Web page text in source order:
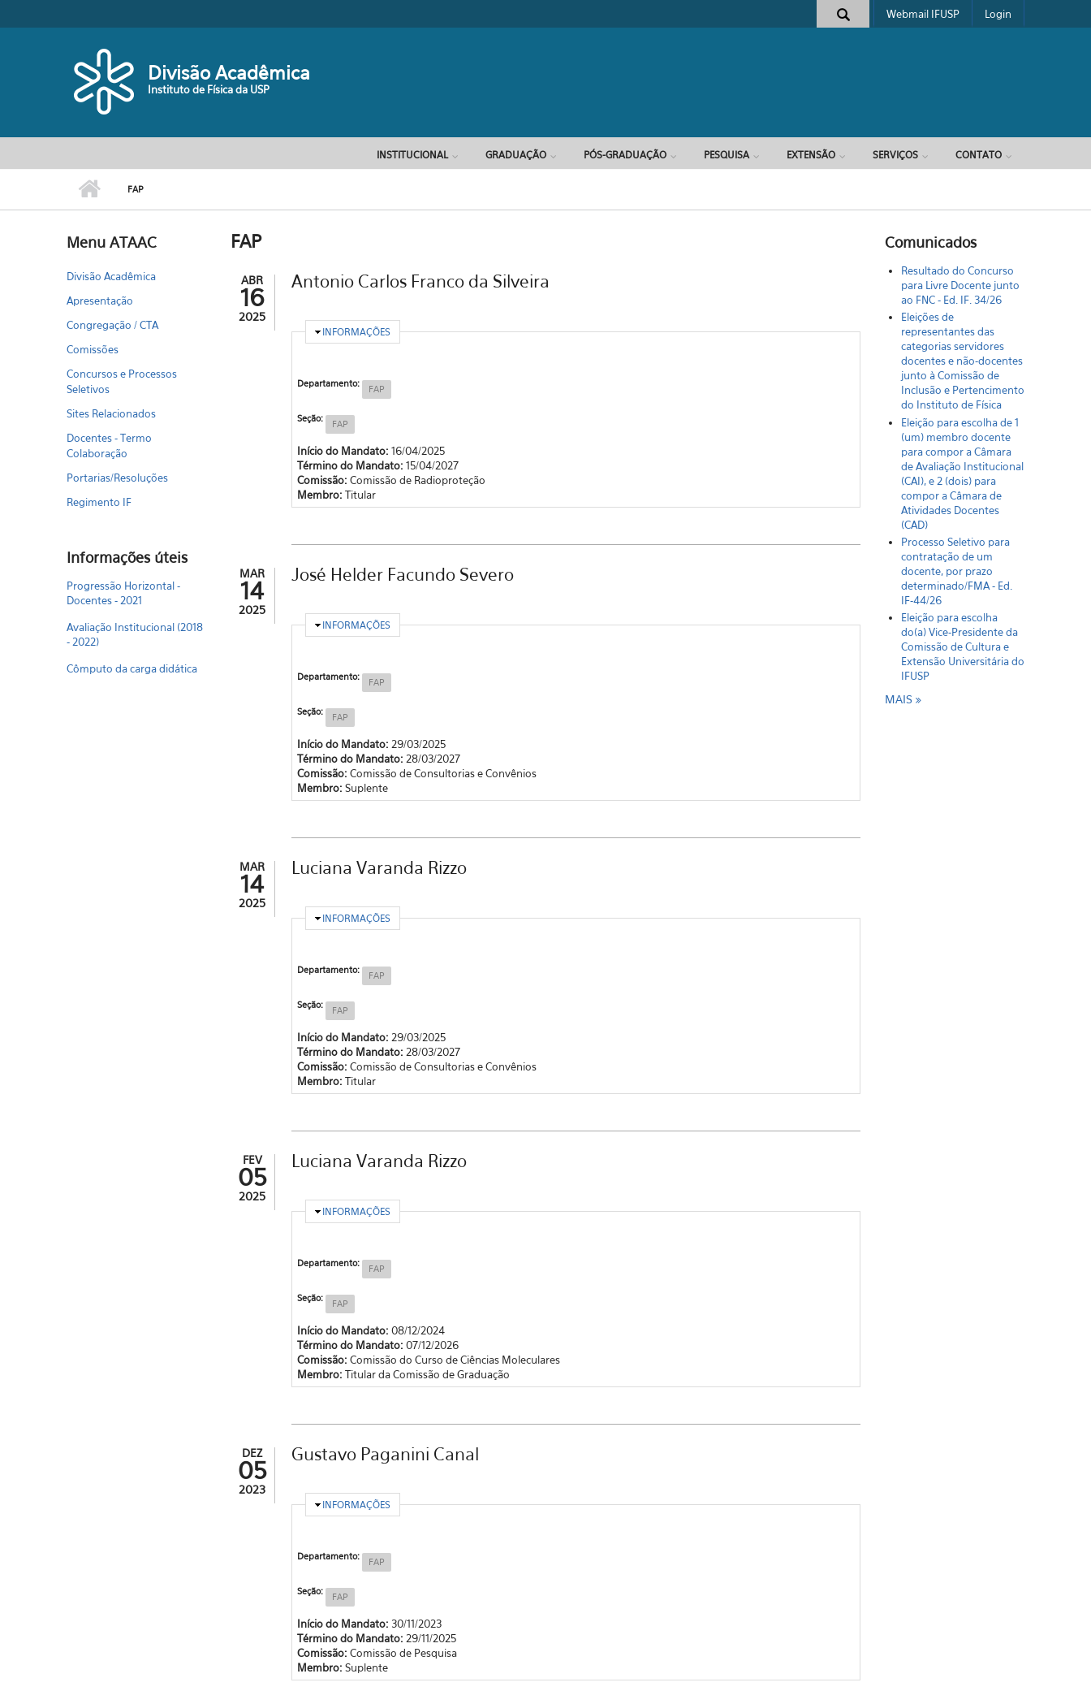
Formulário de busca
Webmail IFUSP Login
Divisão Acadêmica
Instituto de Física da USP
INSTITUCIONAL GRADUAÇÃO PÓS-GRADUAÇÃO PESQUISA EXTENSÃO SERVIÇOS CONTATO
FAP
Menu ATAAC
Divisão Acadêmica
Apresentação
Congregação / CTA
Comissões
Concursos e Processos
Seletivos
Sites Relacionados
Docentes - Termo
Colaboração
Portarias/Resoluções
Regimento IF
Informações úteis
Progressão Horizontal -
Docentes - 2021
Avaliação Institucional (2018
- 2022)
Cômputo da carga didática
FAP
ABR
16
2025
Antonio Carlos Franco da Silveira
OCULTAR
INFORMAÇÕES
Departamento: FAP
Seção: FAP
Início do Mandato:16/04/2025
Término do Mandato:15/04/2027
Comissão:Comissão de Radioproteção
Membro:Titular
MAR
14
2025
José Helder Facundo Severo
OCULTAR
INFORMAÇÕES
Departamento: FAP
Seção: FAP
Início do Mandato: 29/03/2025
Término do Mandato: 28/03/2027
Comissão:Comissão de Consultorias e Convênios
Membro:Suplente
MAR
14
2025
Luciana Varanda Rizzo
OCULTAR
INFORMAÇÕES
Departamento: FAP
Seção: FAP
Início do Mandato: 29/03/2025
Término do Mandato: 28/03/2027
Comissão:Comissão de Consultorias e Convênios
Membro:Titular
FEV
05
2025
Luciana Varanda Rizzo
OCULTAR
INFORMAÇÕES
Departamento: FAP
Seção: FAP
Início do Mandato:08/12/2024
Término do Mandato:07/12/2026
Comissão:Comissão do Curso de Ciências Moleculares
Membro:Titular da Comissão de Graduação
DEZ
05
2023
Gustavo Paganini Canal
OCULTAR
INFORMAÇÕES
Departamento: FAP
Seção: FAP
Início do Mandato: 30/11/2023
Término do Mandato: 29/11/2025
Comissão:Comissão de Pesquisa
Membro:Suplente
Comunicados
Resultado do Concurso
para Livre Docente junto
ao FNC - Ed. IF. 34/26
Eleições de
representantes das
categorias servidores
docentes e não-docentes
junto à Comissão de
Inclusão e Pertencimento
do Instituto de Física
Eleição para escolha de 1
(um) membro docente
para compor a Câmara
de Avaliação Institucional
(CAI), e 2 (dois) para
compor a Câmara de
Atividades Docentes
(CAD)
Processo Seletivo para
contratação de um
docente, por prazo
determinado/FMA - Ed.
IF-44/26
Eleição para escolha
do(a) Vice-Presidente da
Comissão de Cultura e
Extensão Universitária do
IFUSP
MAIS